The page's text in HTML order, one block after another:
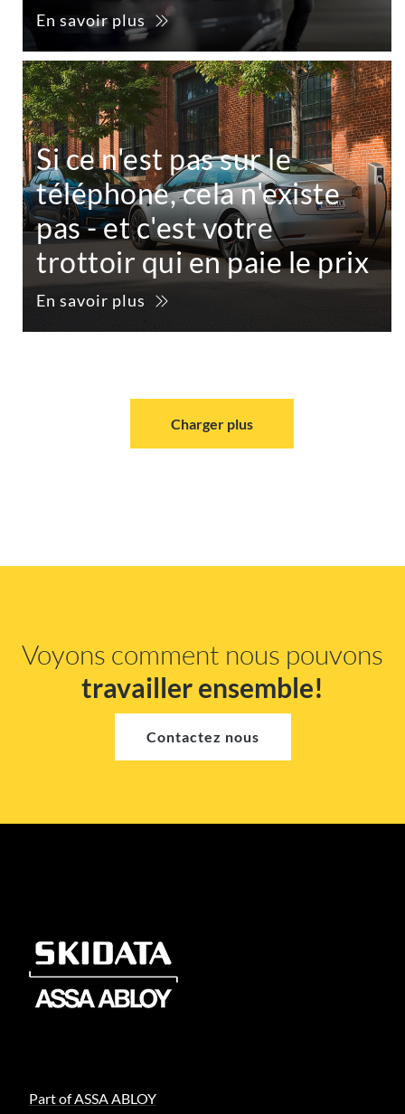
En savoir plus
Si ce n'est pas sur le
téléphone, cela n'existe
pas - et c'est votre
trottoir qui en paie le prix
En savoir plus
Charger plus
Voyons comment nous pouvons
travailler ensemble!
Contactez nous
Part of ASSA ABLOY